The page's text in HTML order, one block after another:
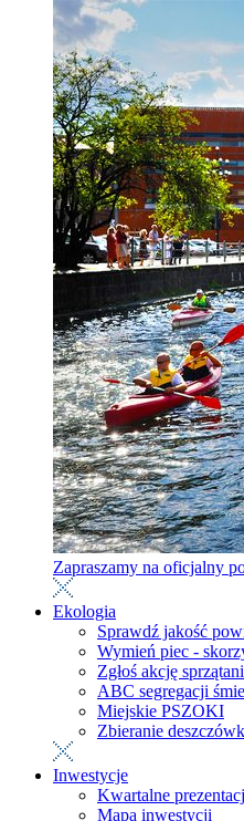
Zapraszamy na oficjalny
Ekologia
Sprawdź jakość
Wymień piec -
Zgłoś akcję
ABC segregacji
Miejskie PSZOKI
Zbieranie
Inwestycje
Kwartalne
Mapa inwestycji